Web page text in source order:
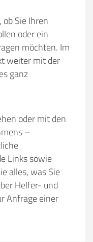
Sie Ihren
oder ein
möchten. Im
weiter mit der
ganz
oder mit den
–
Links sowie
alles, was Sie
Helfer- und
Anfrage einer